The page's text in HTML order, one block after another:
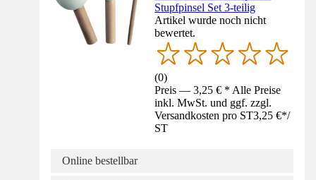
Stupfpinsel Set 3-teilig
Artikel wurde noch nicht
bewertet.
(0)
Preis — 3,25 € * Alle Preise
inkl. MwSt. und ggf. zzgl.
Versandkosten pro ST3,25 €*/
ST
Online bestellbar